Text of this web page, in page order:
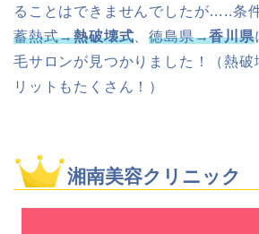
ることはできませんでしたが…..条
蓄熱式→熱破壊式 、徳島県→香川県
毛サロンが見つかりました！（熱破
リットもたくさん！）
湘南美容クリニック